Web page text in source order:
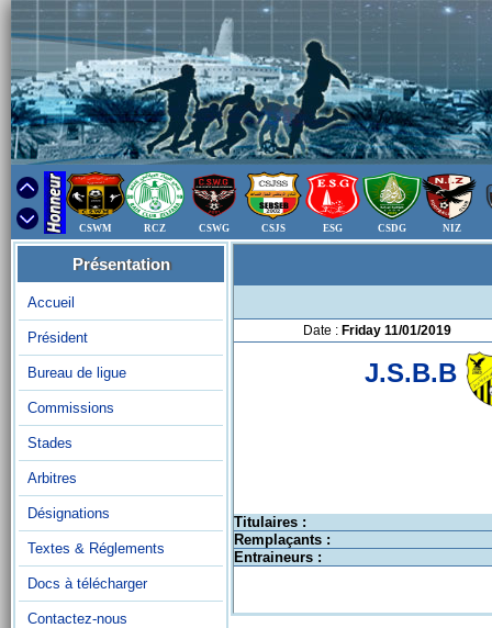
CSWM RCZ CSWG CSJS ESG CSDG NIZ
Présentation
Accueil
Président
Bureau de ligue
Commissions
Stades
Arbitres
Désignations
Textes & Réglements
Docs à télécharger
Contactez-nous
Date : Friday 11/01/2019
J.S.B.B
Titulaires :
Remplaçants :
Entraineurs :